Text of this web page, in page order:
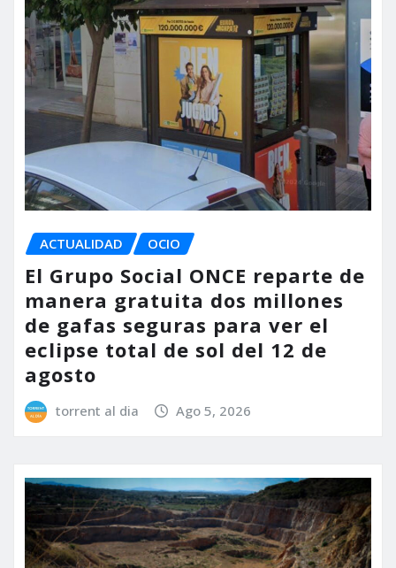
ACTUALIDAD OCIO
El Grupo Social ONCE reparte de
manera gratuita dos millones
de gafas seguras para ver el
eclipse total de sol del 12 de
agosto
torrent al dia Ago 5, 2026